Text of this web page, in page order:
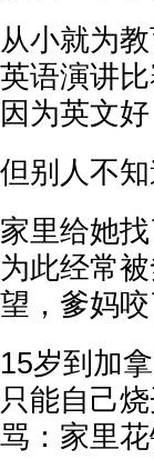
从小就为
英语演讲
因为英文
但别人不
家里给她
为此经常
望，爹妈
15岁到加
只能自己
骂：家里